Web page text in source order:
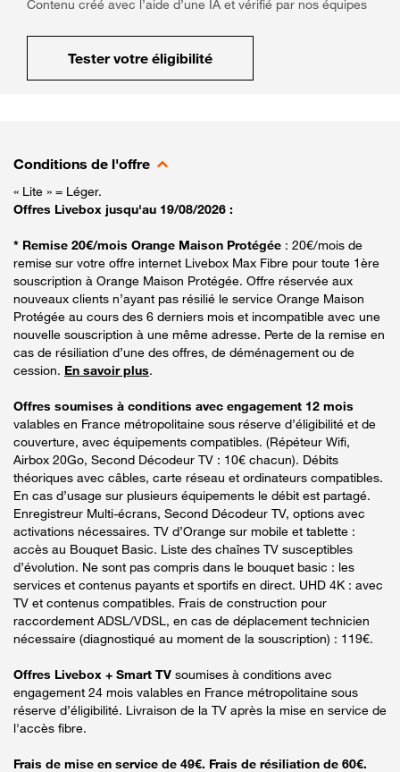
Contenu créé avec l’aide d’une IA et vérifié par nos équipes
Tester votre éligibilité
Conditions de l'offre
« Lite » = Léger.
Offres Livebox jusqu'au 19/08/2026 :
* Remise 20€/mois Orange Maison Protégée : 20€/mois de
remise sur votre offre internet Livebox Max Fibre pour toute 1ère
souscription à Orange Maison Protégée. Offre réservée aux
nouveaux clients n’ayant pas résilié le service Orange Maison
Protégée au cours des 6 derniers mois et incompatible avec une
nouvelle souscription à une même adresse. Perte de la remise en
cas de résiliation d’une des offres, de déménagement ou de
cession. En savoir plus.
Offres soumises à conditions avec engagement 12 mois
valables en France métropolitaine sous réserve d’éligibilité et de
couverture, avec équipements compatibles. (Répéteur Wifi,
Airbox 20Go, Second Décodeur TV : 10€ chacun). Débits
théoriques avec câbles, carte réseau et ordinateurs compatibles.
En cas d’usage sur plusieurs équipements le débit est partagé.
Enregistreur Multi-écrans, Second Décodeur TV, options avec
activations nécessaires. TV d’Orange sur mobile et tablette :
accès au Bouquet Basic. Liste des chaînes TV susceptibles
d’évolution. Ne sont pas compris dans le bouquet basic : les
services et contenus payants et sportifs en direct. UHD 4K : avec
TV et contenus compatibles. Frais de construction pour
raccordement ADSL/VDSL, en cas de déplacement technicien
nécessaire (diagnostiqué au moment de la souscription) : 119€.
Offres Livebox + Smart TV soumises à conditions avec
engagement 24 mois valables en France métropolitaine sous
réserve d’éligibilité. Livraison de la TV après la mise en service de
l'accès fibre.
Frais de mise en service de 49€. Frais de résiliation de 60€.